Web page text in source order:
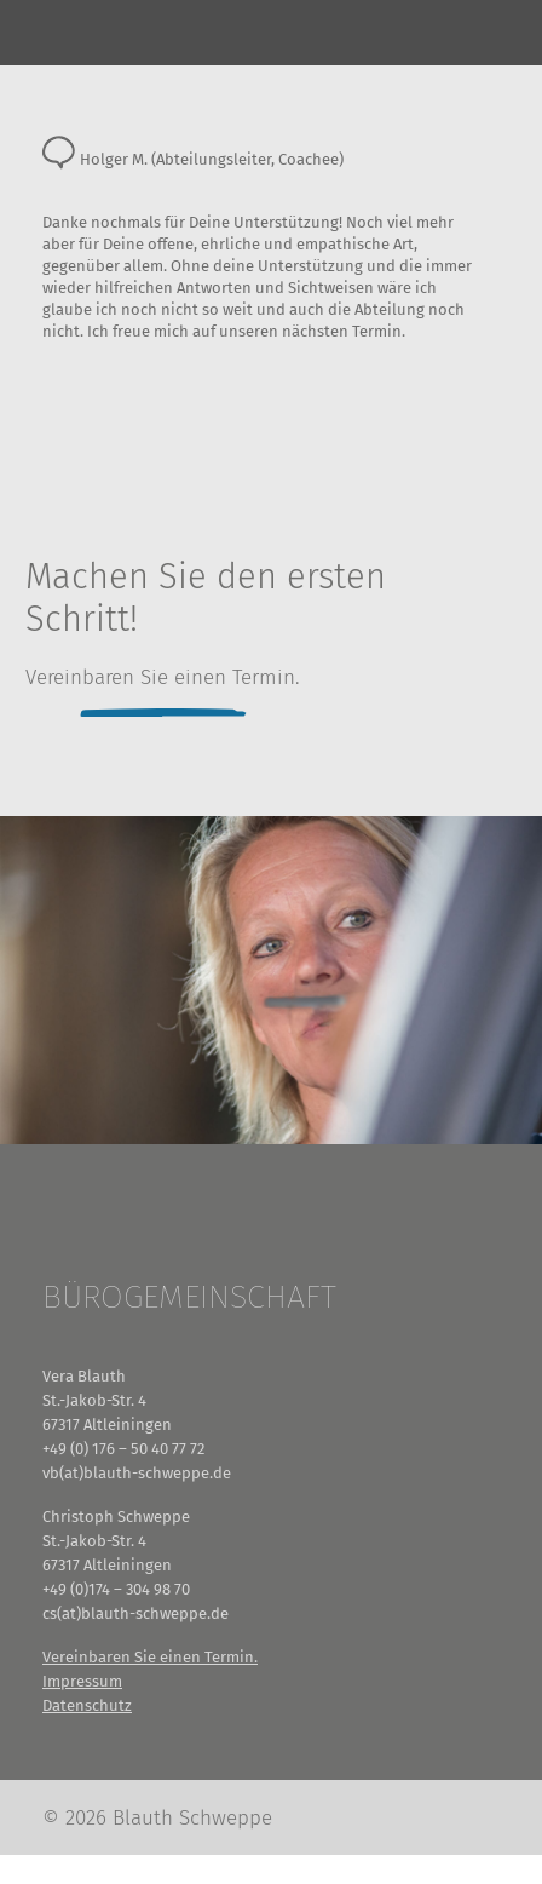
Holger M. (Abteilungsleiter, Coachee)
Danke nochmals für Deine Unterstützung! Noch viel mehr
aber für Deine offene, ehrliche und empathische Art,
gegenüber allem. Ohne deine Unterstützung und die immer
wieder hilfreichen Antworten und Sichtweisen wäre ich
glaube ich noch nicht so weit und auch die Abteilung noch
nicht. Ich freue mich auf unseren nächsten Termin.
Machen Sie den ersten
Schritt!
Vereinbaren Sie einen Termin.
BÜROGEMEINSCHAFT
Vera Blauth
St.-Jakob-Str. 4
67317 Altleiningen
+49 (0) 176 – 50 40 77 72
vb(at)blauth-schweppe.de
Christoph Schweppe
St.-Jakob-Str. 4
67317 Altleiningen
+49 (0)174 – 304 98 70
cs(at)blauth-schweppe.de
Vereinbaren Sie einen Termin.
Impressum
Datenschutz
© 2026 Blauth Schweppe